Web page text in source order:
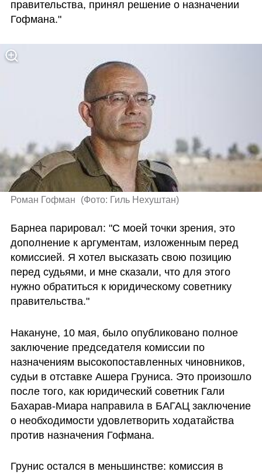
правительства, принял решение о назначении
Гофмана."
Роман Гофман (Фото: Гиль Нехуштан)
Барнеа парировал: "С моей точки зрения, это
дополнение к аргументам, изложенным перед
комиссией. Я хотел высказать свою позицию
перед судьями, и мне сказали, что для этого
нужно обратиться к юридическому советнику
правительства."
Накануне, 10 мая, было опубликовано полное
заключение председателя комиссии по
назначениям высокопоставленных чиновников,
судьи в отставке Ашера Груниса. Это произошло
после того, как юридический советник Гали
Бахарав-Миара направила в БАГАЦ заключение
о необходимости удовлетворить ходатайства
против назначения Гофмана.
Грунис остался в меньшинстве: комиссия в